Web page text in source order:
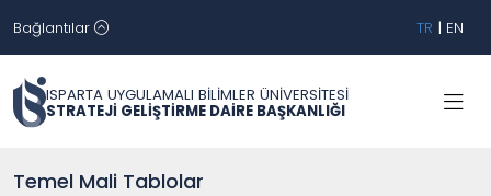
Bağlantılar TR | EN
ISPARTA UYGULAMALI BİLİMLER ÜNİVERSİTESİ
STRATEJİ GELİŞTİRME DAİRE BAŞKANLIĞI
Temel Mali Tablolar